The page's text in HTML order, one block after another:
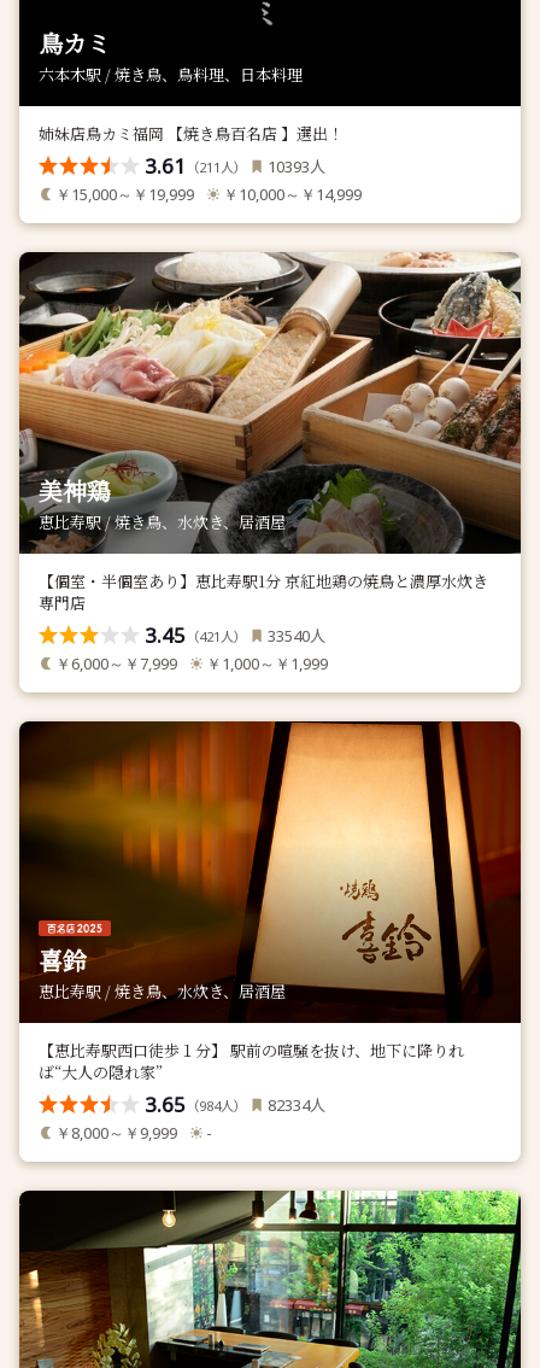
鳥カミ
六本木駅 / 焼き鳥、鳥料理、日本料理
姉妹店鳥カミ福岡 【焼き鳥百名店 】選出！
3.61 （211 人） 10393人
￥15,000～￥19,999 ￥10,000～￥14,999
美神鶏
恵比寿駅 / 焼き鳥、水炊き、居酒屋
【個室・半個室あり】恵比寿駅1分 京紅地鶏の焼鳥と濃厚水炊き
専門店
3.45 （421 人） 33540人
￥6,000～￥7,999 ￥1,000～￥1,999
喜鈴
恵比寿駅 / 焼き鳥、水炊き、居酒屋
【恵比寿駅西口徒歩１分】 駅前の喧騒を抜け、地下に降りれ
ば“大人の隠れ家”
3.65 （984人） 82334人
￥8,000～￥9,999 -